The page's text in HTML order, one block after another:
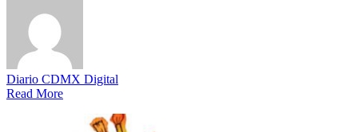
Diario CDMX Digital
Read More